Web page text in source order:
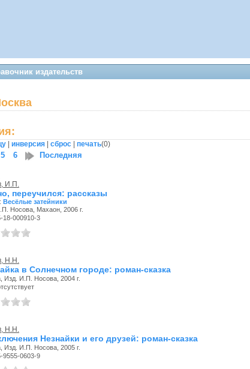
издательств
инверсия сброс печать(0)
5 6 Последняя
И.П.
переучился: рассказы
Весёлые затейники
Носова, Махаон, 2006 г.
18-000910-3
Н.Н.
в Солнечном городе: роман-сказка
Изд. И.П. Носова, 2004 г.
Н.Н.
Незнайки и его друзей: роман-сказка
Изд. И.П. Носова, 2005 г.
9555-0603-9